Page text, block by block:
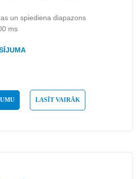
un spiediena diapazons
ms
LASĪT VAIRĀK